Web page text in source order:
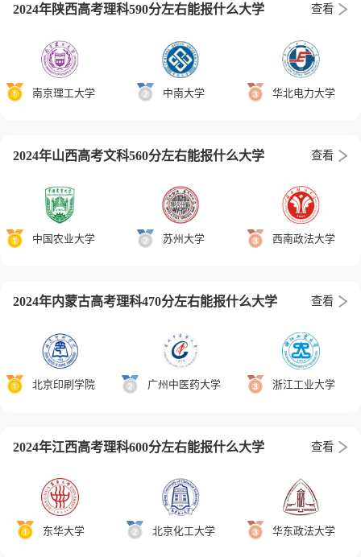
2024年陕西高考理科590分左右能报什么大学 查看
南京理工大学 中南大学 华北电力大学
2024年山西高考文科560分左右能报什么大学 查看
中国农业大学 苏州大学 西南政法大学
2024年内蒙古高考理科470分左右能报什么大学 查看
北京印刷学院 广州中医药大学 浙江工业大学
2024年江西高考理科600分左右能报什么大学 查看
东华大学 北京化工大学 华东政法大学